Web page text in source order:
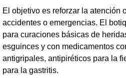
El objetivo es reforzar la atención
accidentes o emergencias. El
para curaciones básicas de
esguinces y con medicamentos
antigripales, antipiréticos para la
para la gastritis.